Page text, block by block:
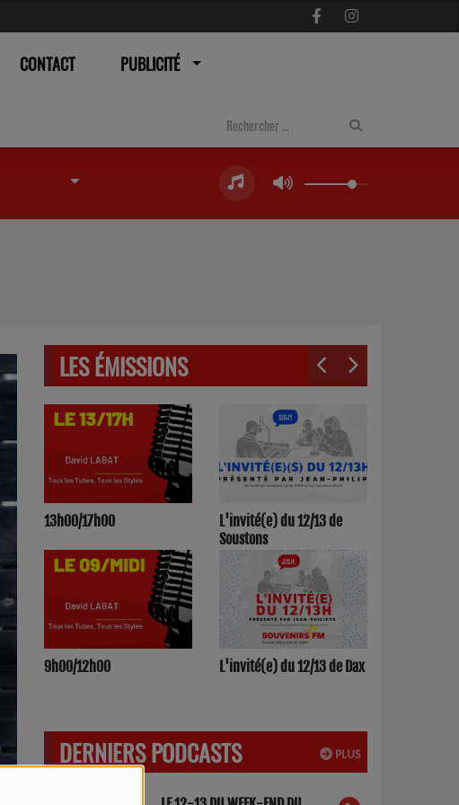
CONTACT PUBLICITÉ
LES ÉMISSIONS
LE 12-13 DU WEEK-END :
17h/20h - Le Drive
13h00/17h00
9h00/12h00
PLUS
DERNIERS PODCASTS